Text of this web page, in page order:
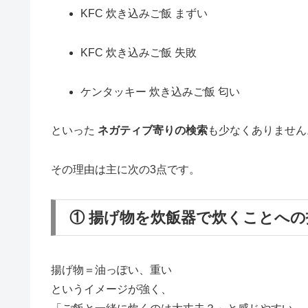
KFC 炊き込みご飯 まずい
KFC 炊き込みご飯 失敗
ケンタッキー 炊き込みご飯 匂い
といった ネガティブ寄りの検索も少なくありません
その理由は主に次の3点です。
① 揚げ物を炊飯器で炊くことへの
揚げ物＝油っぽい、重い
というイメージが強く、